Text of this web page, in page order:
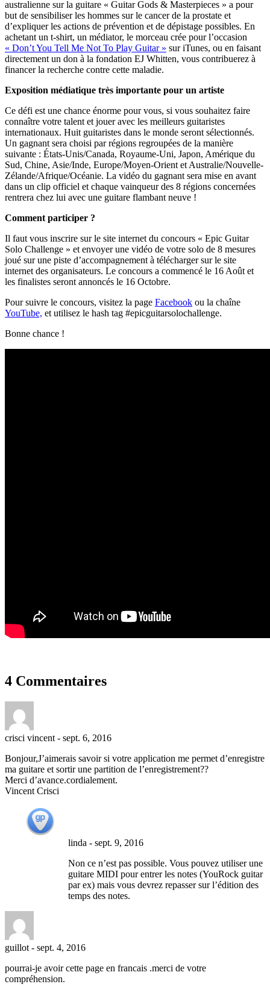
australienne sur la guitare « Guitar Gods & Masterpieces » a pour
but de sensibiliser les hommes sur le cancer de la prostate et
d’expliquer les actions de prévention et de dépistage possibles. En
achetant un t-shirt, un médiator, le morceau crée pour l’occasion
« Don’t You Tell Me Not To Play Guitar » sur iTunes, ou en faisant
directement un don à la fondation EJ Whitten, vous contribuerez à
financer la recherche contre cette maladie.
Exposition médiatique très importante pour un artiste
Ce défi est une chance énorme pour vous, si vous souhaitez faire
connaître votre talent et jouer avec les meilleurs guitaristes
internationaux. Huit guitaristes dans le monde seront sélectionnés.
Un gagnant sera choisi par régions regroupées de la manière
suivante : États-Unis/Canada, Royaume-Uni, Japon, Amérique du
Sud, Chine, Asie/Inde, Europe/Moyen-Orient et Australie/Nouvelle-
Zélande/Afrique/Océanie. La vidéo du gagnant sera mise en avant
dans un clip officiel et chaque vainqueur des 8 régions concernées
rentrera chez lui avec une guitare flambant neuve !
Comment participer ?
Il faut vous inscrire sur le site internet du concours « Epic Guitar
Solo Challenge » et envoyer une vidéo de votre solo de 8 mesures
joué sur une piste d’accompagnement à télécharger sur le site
internet des organisateurs. Le concours a commencé le 16 Août et
les finalistes seront annoncés le 16 Octobre.
Pour suivre le concours, visitez la page Facebook ou la chaîne
YouTube, et utilisez le hash tag #epicguitarsolochallenge.
Bonne chance !
4 Commentaires
crisci vincent - sept. 6, 2016
Bonjour,J’aimerais savoir si votre application me permet d’enregistre
ma guitare et sortir une partition de l’enregistrement??
Merci d’avance.cordialement.
Vincent Crisci
linda - sept. 9, 2016
Non ce n’est pas possible. Vous pouvez utiliser une
guitare MIDI pour entrer les notes (YouRock guitar
par ex) mais vous devrez repasser sur l’édition des
temps des notes.
guillot - sept. 4, 2016
pourrai-je avoir cette page en francais .merci de votre
compréhension.